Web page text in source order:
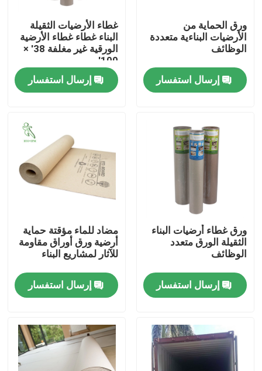
منزل
حول بنا
المنتجات
ورق حماية الأرضيات
لفة حماية الأرضيات المؤقتة
ورق الكرافت لحماية الأرضيات
ورق تغليف أرضيات البناء
ورق طباعة كرتون
صفائح الأرضيات للماء
ورق الحماية من
الأرضيات البناءية متعددة
الوظائف
إرسال استفسار
غطاء الأرضيات الثقيلة
البناء غطاء غطاء الأرضية
الورقية غير مغلفة 38' ×
100'
إرسال استفسار
ورق غطاء أرضيات البناء
الثقيلة الورق متعدد
الوظائف
إرسال استفسار
مضاد للماء مؤقتة حماية
أرضية ورق أوراق مقاومة
للآثار لمشاريع البناء
إرسال استفسار